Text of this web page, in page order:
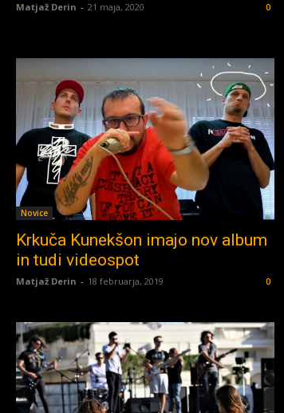
Matjaž Derin - 21 maja, 2020 0
Novice
Krkuča Kunekšon imajo nov album
in tudi videospot
Matjaž Derin - 18 februarja, 2019 0